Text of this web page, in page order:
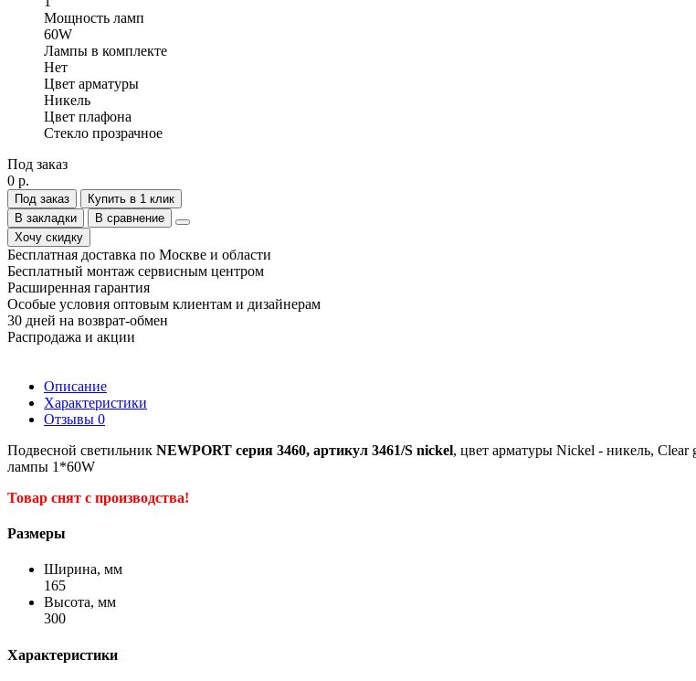
Мощность ламп
60W
Лампы в комплекте
Нет
Цвет арматуры
Никель
Цвет плафона
Стекло прозрачное
Под заказ
0 р.
Под заказ
Купить в 1 клик
В закладки
В сравнение
Хочу скидку
Бесплатная доставка по Москве и области
Бесплатный монтаж сервисным центром
Расширенная гарантия
Особые условия оптовым клиентам и дизайнерам
30 дней на возврат-обмен
Распродажа и акции
Описание
Характеристики
Отзывы 0
Подвесной светильник NEWPORT серия 3460, артикул 3461/S nickel, цвет арматуры Nickel - никель,
лампы 1*60W
Товар снят с производства!
Размеры
Ширина, мм
165
Высота, мм
300
Характеристики